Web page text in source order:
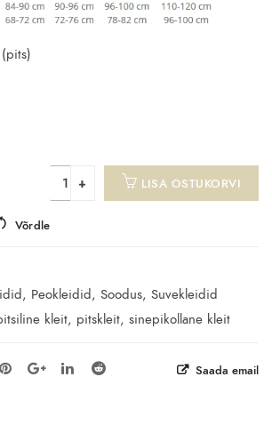
LISA OSTUKORVI
Võrdle
, Peokleidid, Soodus, Suvekleidid
kleit, pitskleit, sinepikollane kleit
Saada email